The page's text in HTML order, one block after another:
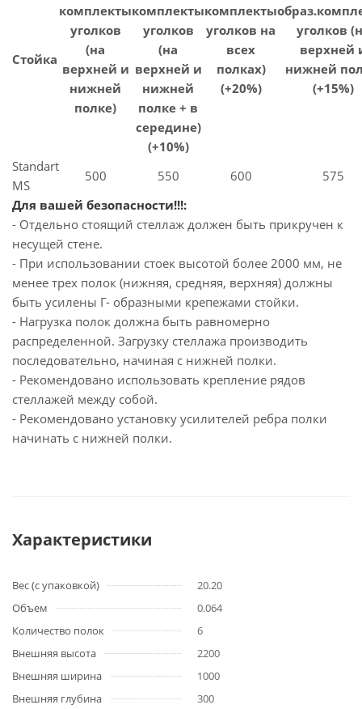
Стойка
комплекты
уголков
(на
верхней и
нижней
полке)
комплекты
уголков
(на
верхней и
нижней
полке + в
середине)
(+10%)
комплекты
уголков на
всех
полках)
(+20%)
уголков
верхней
нижней
(+15%)
Standart
MS
500 550 600
575
Для вашей безопасности!!!:
- Отдельно стоящий стеллаж должен быть прикручен к
несущей стене.
- При использовании стоек высотой более 2000 мм, не
менее трех полок (нижняя, средняя, верхняя) должны
быть усилены Г- образными крепежами стойки.
- Нагрузка полок должна быть равномерно
распределенной. Загрузку стеллажа производить
последовательно, начиная с нижней полки.
- Рекомендовано использовать крепление рядов
стеллажей между собой.
- Рекомендовано установку усилителей ребра полки
начинать с нижней полки.
Характеристики
Вес (с упаковкой)
20.20
Объем
0.064
Количество полок
6
Внешняя высота
2200
Внешняя ширина
1000
Внешняя глубина
300